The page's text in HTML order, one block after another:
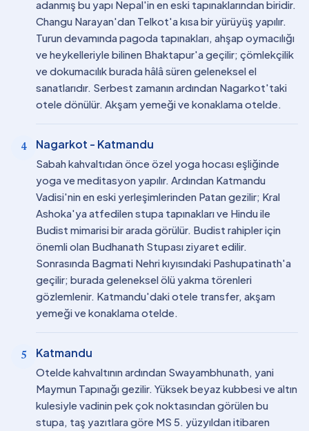
adanmış bu yapı Nepal'in en eski tapınaklarından biridir.
Changu Narayan'dan Telkot'a kısa bir yürüyüş yapılır.
Turun devamında pagoda tapınakları, ahşap oymacılığı
ve heykelleriyle bilinen Bhaktapur'a geçilir; çömlekçilik
ve dokumacılık burada hâlâ süren geleneksel el
sanatlarıdır. Serbest zamanın ardından Nagarkot'taki
otele dönülür. Akşam yemeği ve konaklama otelde.
4 Nagarkot - Katmandu
Sabah kahvaltıdan önce özel yoga hocası eşliğinde
yoga ve meditasyon yapılır. Ardından Katmandu
Vadisi'nin en eski yerleşimlerinden Patan gezilir; Kral
Ashoka'ya atfedilen stupa tapınakları ve Hindu ile
Budist mimarisi bir arada görülür. Budist rahipler için
önemli olan Budhanath Stupası ziyaret edilir.
Sonrasında Bagmati Nehri kıyısındaki Pashupatinath'a
geçilir; burada geleneksel ölü yakma törenleri
gözlemlenir. Katmandu'daki otele transfer, akşam
yemeği ve konaklama otelde.
5 Katmandu
Otelde kahvaltının ardından Swayambhunath, yani
Maymun Tapınağı gezilir. Yüksek beyaz kubbesi ve altın
kulesiyle vadinin pek çok noktasından görülen bu
stupa, taş yazıtlara göre MS 5. yüzyıldan itibaren